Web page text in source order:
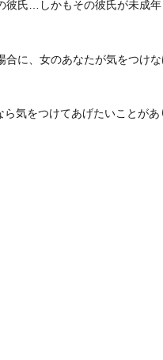
彼氏…しかもその彼氏が未成
に、女のあなたが気をつけ
気をつけてあげたいことがあ